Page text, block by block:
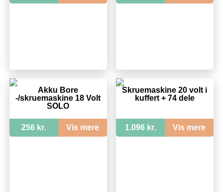
Akku Bore
-/skruemaskine 18 Volt
SOLO
256 kr. Vis mere
Skruemaskine 20 volt i
kuffert + 74 dele
1.096 kr. Vis mere